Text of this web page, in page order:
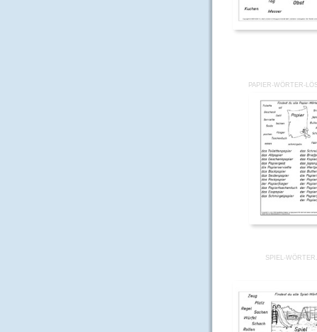
PAPIER-WÖRTER-
SPIEL-